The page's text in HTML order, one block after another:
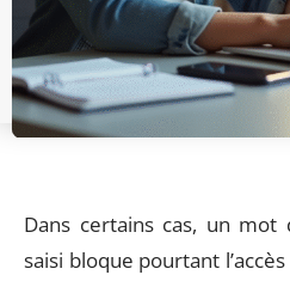
Dans certains cas, un
saisi bloque pourtant